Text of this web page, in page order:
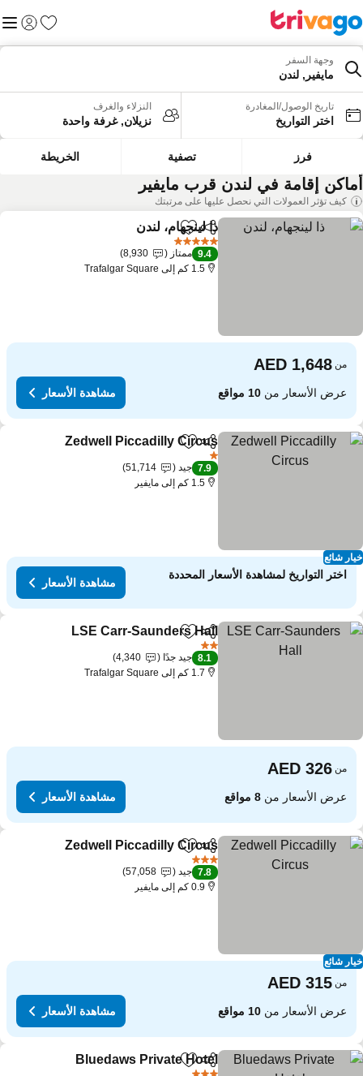
المفضلة
تسجيل
وجهة السفر
مايفير, لندن
تاريخ الوصول/المغادرة
اختر التواريخ
النزلاء والغرف
نزيلان, غرفة واحدة
فرز تصفية الخريطة
إقامة في لندن قرب مايفير
كيف تؤثر العمولات التي نحصل عليها على مرتبتك
مشاركةAdd to favorites
ذا لينجهام، لندن
9.4 ممتاز
8,930
1.5 كم إلى Trafalgar Square
من
عرض الأسعار من10 مواقع مشاهدة الأسعار
شائع
مشاركةAdd to favorites
Zedwell Piccadilly Circus
7.9 جيد
51,714
1.5 كم إلى مايفير
اختر التواريخ لمشاهدة الأسعار المحددة
مشاهدة الأسعار
مشاركةAdd to favorites
LSE Carr-Saunders Hall
8.1 جيد جدًا
4,340
1.7 كم إلى Trafalgar Square
من
عرض الأسعار من8 مواقع مشاهدة الأسعار
شائع
مشاركةAdd to favorites
Zedwell Piccadilly Circus
7.8 جيد
57,058
0.9 كم إلى مايفير
من
عرض الأسعار من10 مواقع مشاهدة الأسعار
مشاركةAdd to favorites
Bluedaws Private Hotel